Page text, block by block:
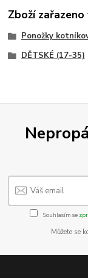
Zboží
Ponožky
DĚTSKÉ (17-35)
Souhlasím se
Můžete se